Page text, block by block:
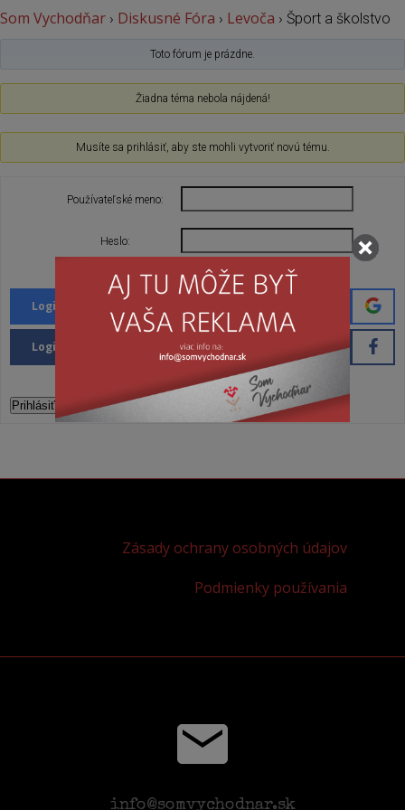
Som Vychodňar › Diskusné Fóra › Levoča › Šport a školstvo
Toto fórum je prázdne.
Žiadna téma nebola nájdená!
Musíte sa prihlásiť, aby ste mohli vytvoriť novú tému.
Používateľské meno:
Heslo:
Nechať ma prihláseného
Login with Google
Login with Facebook
Prihlásiť sa
Zásady ochrany osobných údajov
Podmienky používania
info@somvychodnar.sk